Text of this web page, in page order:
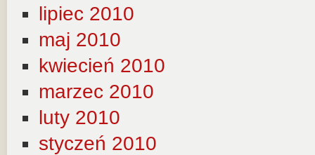
lipiec 2010
maj 2010
kwiecień 2010
marzec 2010
luty 2010
styczeń 2010